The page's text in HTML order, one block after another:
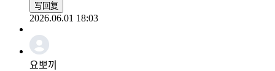
写回复
2026.06.01 18:03
요뽀끼